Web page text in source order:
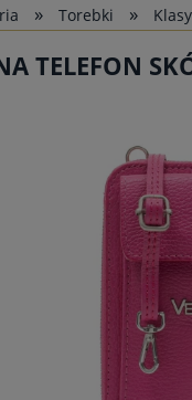
» Torebki »
TELEFON